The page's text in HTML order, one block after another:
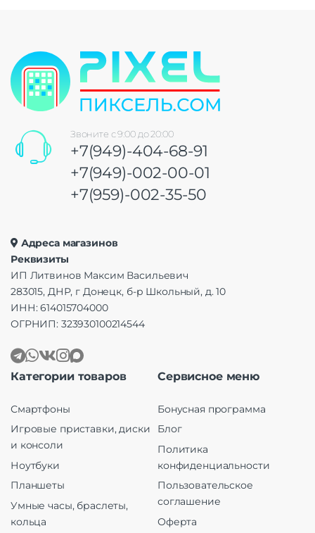
Звоните с 9:00 до 20:00
+7(949)-404-68-91
+7(949)-002-00-01
+7(959)-002-35-50
Адреса магазинов
Реквизиты
ИП Литвинов Максим Васильевич
283015, ДНР, г Донецк, б-р Школьный, д. 10
ИНН: 614015704000
ОГРНИП: 323930100214544
Категории товаров
Смартфоны
Игровые приставки, диски
и консоли
Ноутбуки
Планшеты
Умные часы, браслеты,
кольца
Сервисное меню
Бонусная программа
Блог
Политика
конфиденциальности
Пользовательское
соглашение
Оферта